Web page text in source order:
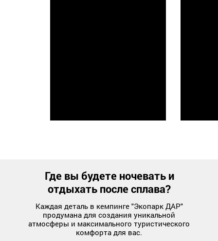
Каждая деталь в кемпинге "Экопарк ДАР"
продумана для создания уникальной
атмосферы и максимального туристического
комфорта для вас.
Где вы будете ночевать и
отдыхать после сплава?